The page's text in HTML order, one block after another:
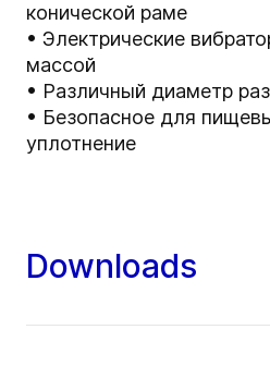
конической раме
• Электрические
массой
• Различный диаметр
• Безопасное для
уплотнение
Downloads